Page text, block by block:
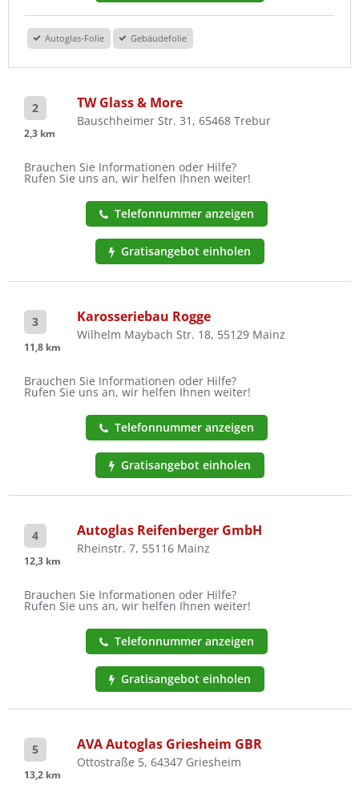
Autoglas-Folie Gebäudefolie
2
2,3 km
TW Glass & More
Bauschheimer Str. 31, 65468 Trebur
Brauchen Sie Informationen oder Hilfe?
Rufen Sie uns an, wir helfen Ihnen weiter!
Telefonnummer anzeigen
Gratisangebot einholen
3
11,8 km
Karosseriebau Rogge
Wilhelm Maybach Str. 18, 55129 Mainz
Brauchen Sie Informationen oder Hilfe?
Rufen Sie uns an, wir helfen Ihnen weiter!
Telefonnummer anzeigen
Gratisangebot einholen
4
12,3 km
Autoglas Reifenberger GmbH
Rheinstr. 7, 55116 Mainz
Brauchen Sie Informationen oder Hilfe?
Rufen Sie uns an, wir helfen Ihnen weiter!
Telefonnummer anzeigen
Gratisangebot einholen
5
13,2 km
AVA Autoglas Griesheim GBR
Ottostraße 5, 64347 Griesheim